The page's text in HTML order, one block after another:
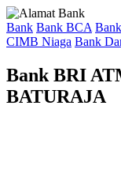
Bank Bank BCA
CIMB Niaga Bank
Bank BRI
BATURAJA